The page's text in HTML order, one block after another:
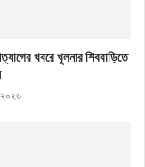
খবরে খুলনার শিববাড়িতে